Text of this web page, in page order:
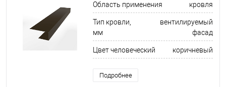
Область применения кровля
Тип кровли,
мм
вентилируемый
фасад
Цвет человеческий коричневый
Подробнее